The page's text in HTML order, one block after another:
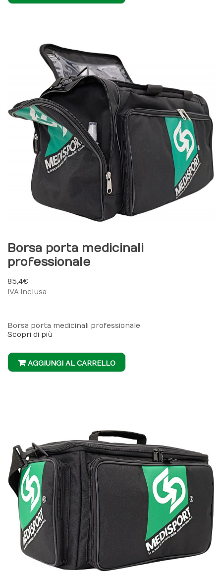
Borsa porta medicinali
professionale
85,4 €
IVA inclusa
Borsa porta medicinali professionale
Scopri di più
AGGIUNGI AL CARRELLO